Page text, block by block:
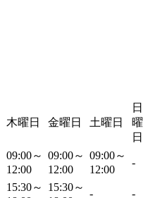
木曜日 金曜日 土曜日
日
曜
日
09:00～
12:00
09:00～
12:00
09:00～
12:00
-
15:30～
15:30～
- -